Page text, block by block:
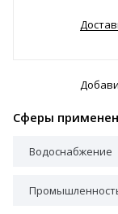
Сферы
Водоснабжение